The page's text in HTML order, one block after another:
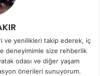
ve yenilikleri takip ederek, iç
deneyimimle size rehberlik
odası ve diğer yaşam
önerileri sunuyorum.